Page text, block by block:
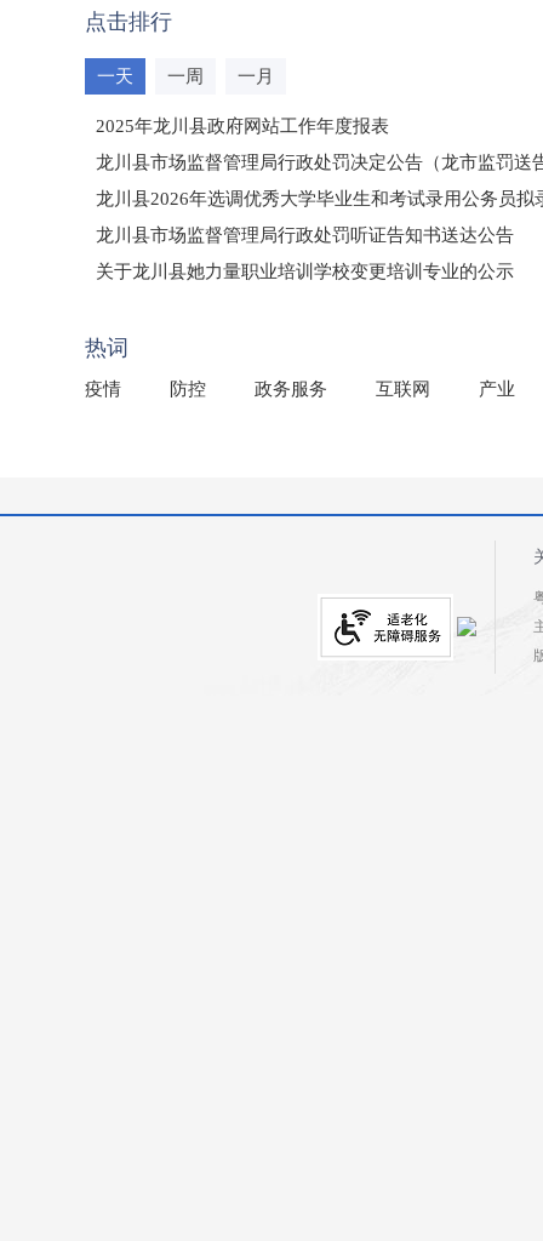
点击排行
一天 一周 一月
2025年龙川县政府网站工作年度报表
龙川县市场监督管理局行政处罚决定公告（龙市监罚送
龙川县2026年选调优秀大学毕业生和考试录用公务员拟
龙川县市场监督管理局行政处罚听证告知书送达公告
（龙市监罚送告〔2026〕71号）
关于龙川县她力量职业培训学校变更培训专业的公示
热词
疫情 防控 政务服务 互联网 产业